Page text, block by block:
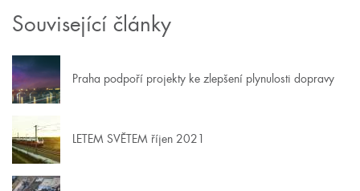
Související články
Praha podpoří projekty ke zlepšení plynulosti dopravy
LETEM SVĚTEM říjen 2021